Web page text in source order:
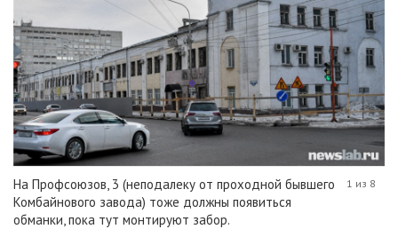
На Профсоюзов, 3 (неподалеку от проходной бывшего
Комбайнового завода) тоже должны появиться
обманки, пока тут монтируют забор.
1 из 8